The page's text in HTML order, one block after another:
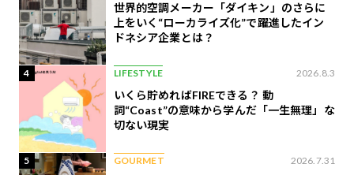
世界的空調メーカー「ダイキン」のさらに
上をいく“ローカライズ化”で躍進したイン
ドネシア企業とは？
4 LIFESTYLE 2026.8.3
いくら貯めればFIREできる？ 動
詞“Coast”の意味から学んだ「一生無理」な
切ない現実
5 GOURMET 2026.7.31